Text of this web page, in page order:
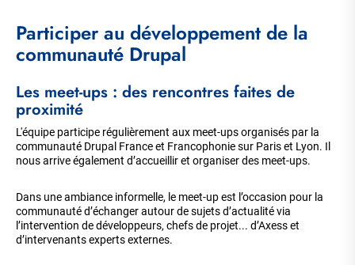
Participer au développement de la
communauté Drupal
Les meet-ups : des rencontres faites de
proximité
L'équipe participe régulièrement aux meet-ups organisés par la
communauté Drupal France et Francophonie sur Paris et Lyon. Il
nous arrive également d’accueillir et organiser des meet-ups.
Dans une ambiance informelle, le meet-up est l’occasion pour la
communauté d’échanger autour de sujets d’actualité via
l’intervention de développeurs, chefs de projet... d’Axess et
d’intervenants experts externes.